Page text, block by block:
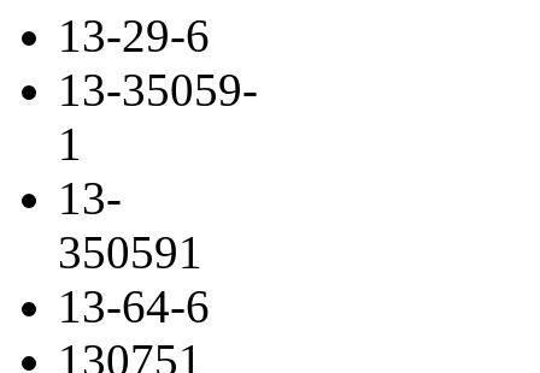
13-29-6
13-35059-
1
13-
350591
13-64-6
130751